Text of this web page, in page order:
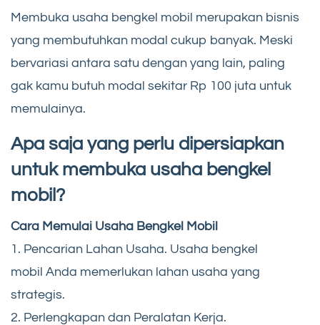
Membuka usaha bengkel mobil merupakan bisnis
yang membutuhkan modal cukup banyak. Meski
bervariasi antara satu dengan yang lain, paling
gak kamu butuh modal sekitar Rp 100 juta untuk
memulainya.
Apa saja yang perlu dipersiapkan
untuk membuka usaha bengkel
mobil?
Cara Memulai Usaha Bengkel Mobil
1. Pencarian Lahan Usaha. Usaha bengkel
mobil Anda memerlukan lahan usaha yang
strategis.
2. Perlengkapan dan Peralatan Kerja.